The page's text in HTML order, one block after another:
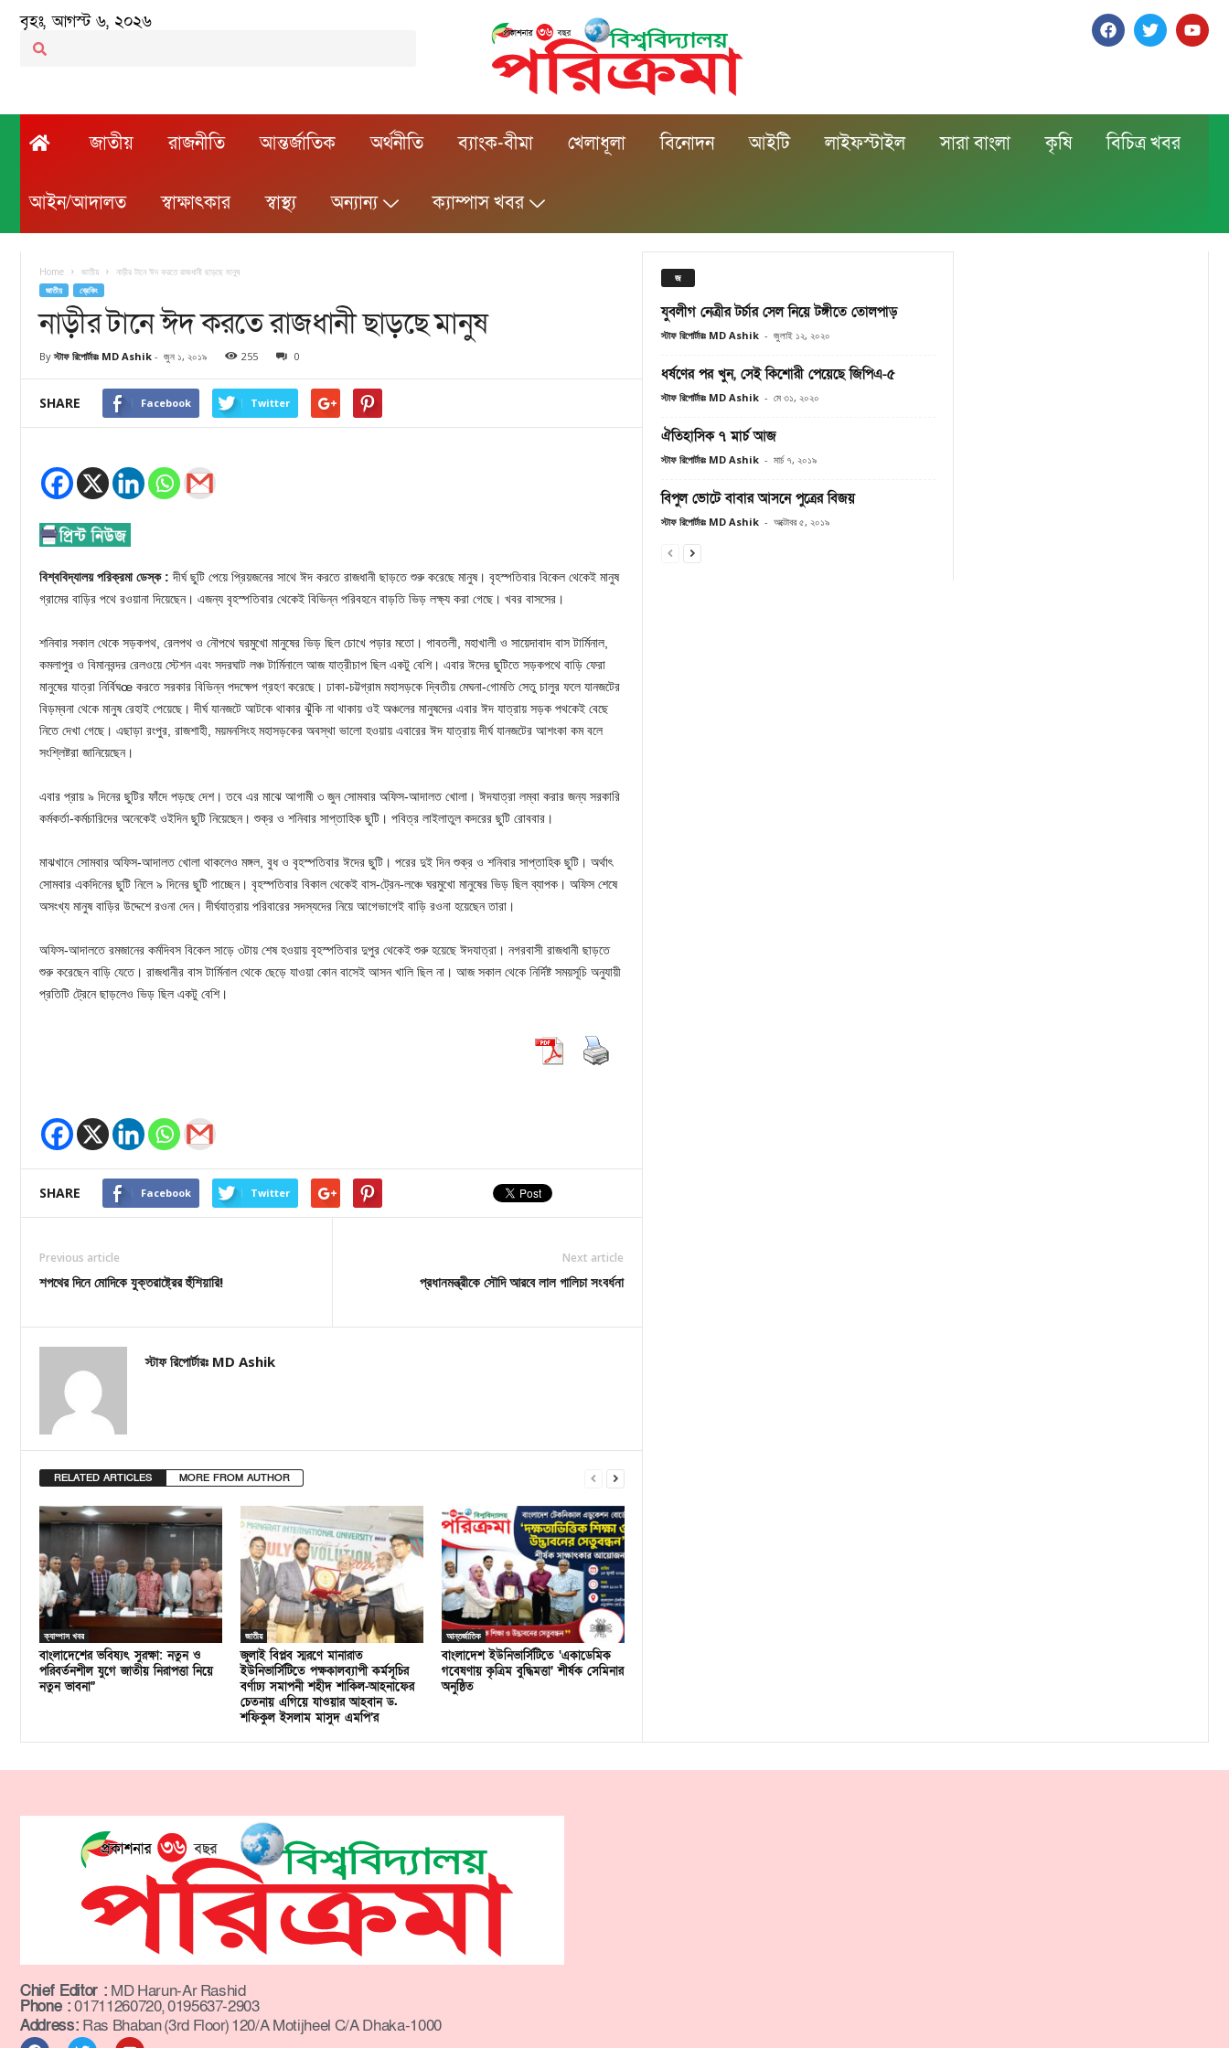
বৃহঃ, আগস্ট ৬, ২০২৬
জাতীয় রাজনীতি আন্তর্জাতিক অর্থনীতি ব্যাংক-বীমা খেলাধূলা বিনোদন আইটি লাইফস্টাইল সারা বাংলা কৃষি বিচিত্র খবর
আইন/আদালত স্বাক্ষাৎকার স্বাস্থ্য অন্যান্য ক্যাম্পাস খবর
Home জাতীয় নাড়ীর টানে ঈদ করতে রাজধানী ছাড়ছে মানুষ
জাতীয় ব্রেকিং
নাড়ীর টানে ঈদ করতে রাজধানী ছাড়ছে মানুষ
By স্টাফ রিপোর্টারঃ MD Ashik - জুন ১, ২০১৯ 255 0
SHARE Facebook Twitter
বিশ্ববিদ্যালয় পরিক্রমা ডেস্ক : দীর্ঘ ছুটি পেয়ে প্রিয়জনের সাথে ঈদ করতে রাজধানী ছাড়তে শুরু করেছে মানুষ। বৃহস্পতিবার বিকেল থেকেই মানুষ
গ্রামের বাড়ির পথে রওয়ানা দিয়েছেন। এজন্য বৃহস্পতিবার থেকেই বিভিন্ন পরিবহনে বাড়তি ভিড় লক্ষ্য করা গেছে। খবর বাসসের।
শনিবার সকাল থেকে সড়কপথ, রেলপথ ও নৌপথে ঘরমুখো মানুষের ভিড় ছিল চোখে পড়ার মতো। গাবতলী, মহাখালী ও সায়েদাবাদ বাস টার্মিনাল,
কমলাপুর ও বিমানবন্দর রেলওয়ে স্টেশন এবং সদরঘাট লঞ্চ টার্মিনালে আজ যাত্রীচাপ ছিল একটু বেশি। এবার ঈদের ছুটিতে সড়কপথে বাড়ি ফেরা
মানুষের যাত্রা নির্বিঘœ করতে সরকার বিভিন্ন পদক্ষেপ গ্রহণ করেছে। ঢাকা-চট্টগ্রাম মহাসড়কে দ্বিতীয় মেঘনা-গোমতি সেতু চালুর ফলে যানজটের
বিড়ম্বনা থেকে মানুষ রেহাই পেয়েছে। দীর্ঘ যানজটে আটকে থাকার ঝুঁকি না থাকায় ওই অঞ্চলের মানুষদের এবার ঈদ যাত্রায় সড়ক পথকেই বেছে
নিতে দেখা গেছে। এছাড়া রংপুর, রাজশাহী, ময়মনসিংহ মহাসড়কের অবস্থা ভালো হওয়ায় এবারের ঈদ যাত্রায় দীর্ঘ যানজটের আশংকা কম বলে
সংশ্লিষ্টরা জানিয়েছেন।
এবার প্রায় ৯ দিনের ছুটির ফাঁদে পড়ছে দেশ। তবে এর মাঝে আগামী ৩ জুন সোমবার অফিস-আদালত খোলা। ঈদযাত্রা লম্বা করার জন্য সরকারি
কর্মকর্তা-কর্মচারিদের অনেকেই ওইদিন ছুটি নিয়েছেন। শুক্র ও শনিবার সাপ্তাহিক ছুটি। পবিত্র লাইলাতুল কদরের ছুটি রোববার।
মাঝখানে সোমবার অফিস-আদালত খোলা থাকলেও মঙ্গল, বুধ ও বৃহস্পতিবার ঈদের ছুটি। পরের দুই দিন শুক্র ও শনিবার সাপ্তাহিক ছুটি। অর্থাৎ
সোমবার একদিনের ছুটি নিলে ৯ দিনের ছুটি পাচ্ছেন। বৃহস্পতিবার বিকাল থেকেই বাস-ট্রেন-লঞ্চে ঘরমুখো মানুষের ভিড় ছিল ব্যাপক। অফিস শেষে
অসংখ্য মানুষ বাড়ির উদ্দেশে রওনা দেন। দীর্ঘযাত্রায় পরিবারের সদস্যদের নিয়ে আগেভাগেই বাড়ি রওনা হয়েছেন তারা।
অফিস-আদালতে রমজানের কর্মদিবস বিকেল সাড়ে ৩টায় শেষ হওয়ায় বৃহস্পতিবার দুপুর থেকেই শুরু হয়েছে ঈদযাত্রা। নগরবাসী রাজধানী ছাড়তে
শুরু করেছেন বাড়ি যেতে। রাজধানীর বাস টার্মিনাল থেকে ছেড়ে যাওয়া কোন বাসেই আসন খালি ছিল না। আজ সকাল থেকে নির্দিষ্ট সময়সূচি অনুযায়ী
প্রতিটি ট্রেনে ছাড়লেও ভিড় ছিল একটু বেশি।
SHARE Facebook Twitter
Previous article
শপথের দিনে মোদিকে যুক্তরাষ্ট্রের হুঁশিয়ারি!
Next article
প্রধানমন্ত্রীকে সৌদি আরবে লাল গালিচা সংবর্ধনা
স্টাফ রিপোর্টারঃ MD Ashik
RELATED ARTICLES MORE FROM AUTHOR
ক্যাম্পাস খবর
বাংলাদেশের ভবিষ্যৎ সুরক্ষা: নতুন ও
পরিবর্তনশীল যুগে জাতীয় নিরাপত্তা নিয়ে
নতুন ভাবনা”
জাতীয়
জুলাই বিপ্লব স্মরণে মানারাত
ইউনিভার্সিটিতে পক্ষকালব্যাপী কর্মসূচির
বর্ণাঢ্য সমাপনী শহীদ শাকিল-আহনাফের
চেতনায় এগিয়ে যাওয়ার আহবান ড.
শফিকুল ইসলাম মাসুদ এমপি’র
আন্তর্জাতিক
বাংলাদেশ ইউনিভার্সিটিতে ‘একাডেমিক
গবেষণায় কৃত্রিম বুদ্ধিমত্তা’ শীর্ষক সেমিনার
অনুষ্ঠিত
জ
যুবলীগ নেত্রীর টর্চার সেল নিয়ে টঙ্গীতে তোলপাড়
স্টাফ রিপোর্টারঃ MD Ashik - জুলাই ১২, ২০২০
ধর্ষণের পর খুন, সেই কিশোরী পেয়েছে জিপিএ-৫
স্টাফ রিপোর্টারঃ MD Ashik - মে ৩১, ২০২০
ঐতিহাসিক ৭ মার্চ আজ
স্টাফ রিপোর্টারঃ MD Ashik - মার্চ ৭, ২০১৯
বিপুল ভোটে বাবার আসনে পুত্রের বিজয়
স্টাফ রিপোর্টারঃ MD Ashik - অক্টোবর ৫, ২০১৯
Chief Editor : MD Harun-Ar Rashid
Phone :01711260720, 0195637-2903
Address: Ras Bhaban (3rd Floor) 120/A Motijheel C/A Dhaka-1000